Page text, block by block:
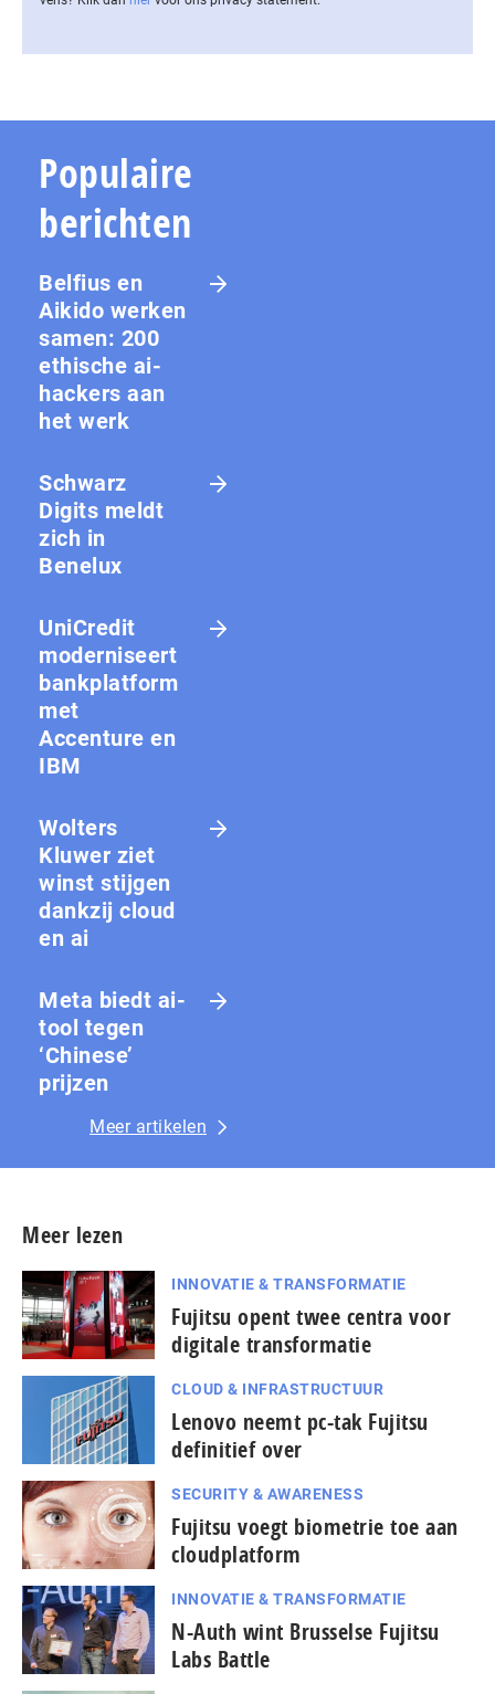
Populaire
berichten
Belfius en
Aikido werken
samen: 200
ethische ai-
hackers aan
het werk
Schwarz
Digits meldt
zich in
Benelux
UniCredit
moderniseert
bankplatform
met
Accenture en
IBM
Wolters
Kluwer ziet
winst stijgen
dankzij cloud
en ai
Meta biedt ai-
tool tegen
‘Chinese’
prijzen
Meer artikelen
Meer lezen
INNOVATIE & TRANSFORMATIE
Fujitsu opent twee centra voor
digitale transformatie
CLOUD & INFRASTRUCTUUR
Lenovo neemt pc-tak Fujitsu
definitief over
SECURITY & AWARENESS
Fujitsu voegt biometrie toe aan
cloudplatform
INNOVATIE & TRANSFORMATIE
N-Auth wint Brusselse Fujitsu
Labs Battle